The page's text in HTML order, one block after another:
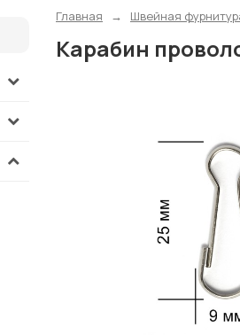
Главная Швейная
Карабин